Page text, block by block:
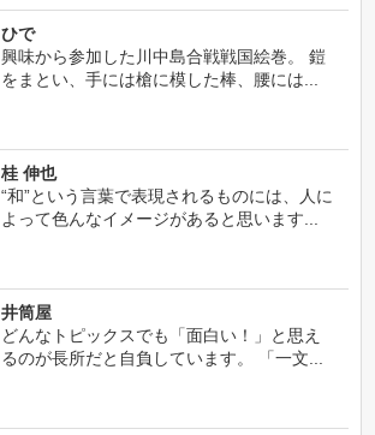
ひで
興味から参加した川中島合戦戦国絵巻。 鎧
をまとい、手には槍に模した棒、腰には...
桂 伸也
“和”という言葉で表現されるものには、人に
よって色んなイメージがあると思います...
井筒屋
どんなトピックスでも「面白い！」と思え
るのが長所だと自負しています。 「一文...